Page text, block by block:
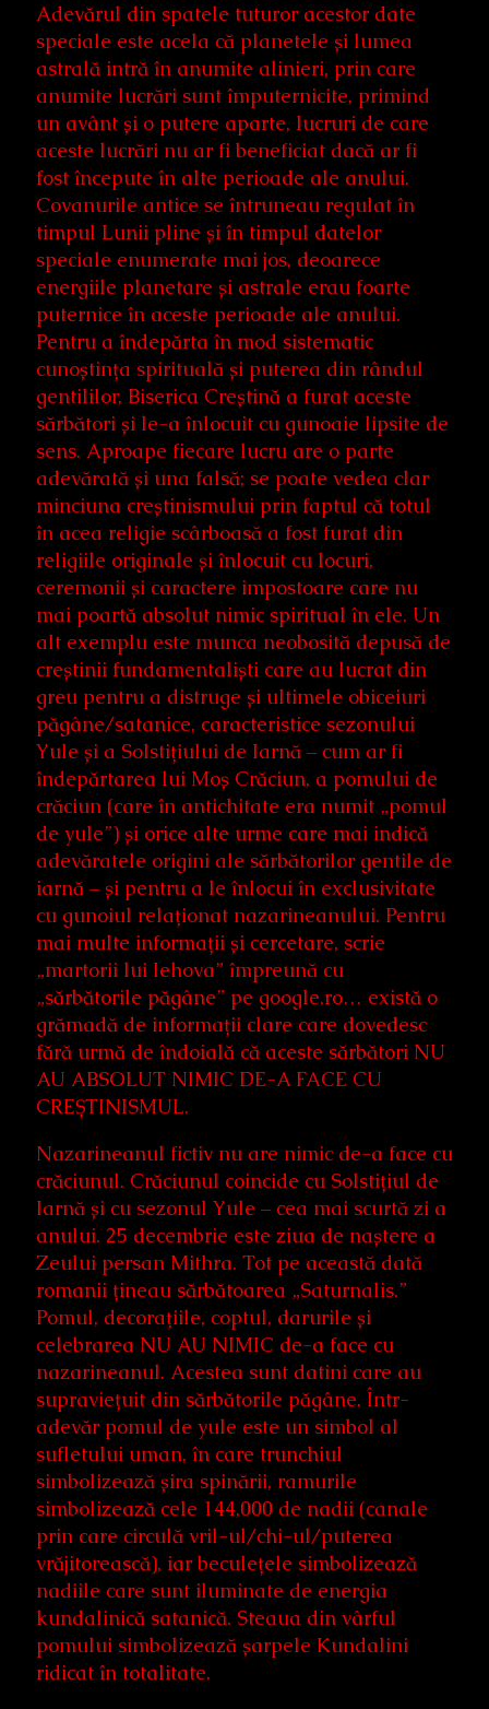
Adevărul din spatele tuturor acestor date
speciale este acela că planetele și lumea
astrală intră în anumite alinieri, prin care
anumite lucrări sunt împuternicite, primind
un avânt și o putere aparte, lucruri de care
aceste lucrări nu ar fi beneficiat dacă ar fi
fost începute în alte perioade ale anului.
Covanurile antice se întruneau regulat în
timpul Lunii pline și în timpul datelor
speciale enumerate mai jos, deoarece
energiile planetare și astrale erau foarte
puternice în aceste perioade ale anului.
Pentru a îndepărta în mod sistematic
cunoștința spirituală și puterea din rândul
gentililor, Biserica Creștină a furat aceste
sărbători și le-a înlocuit cu gunoaie lipsite de
sens. Aproape fiecare lucru are o parte
adevărată și una falsă; se poate vedea clar
minciuna creștinismului prin faptul că totul
în acea religie scârboasă a fost furat din
religiile originale și înlocuit cu locuri,
ceremonii și caractere impostoare care nu
mai poartă absolut nimic spiritual în ele. Un
alt exemplu este munca neobosită depusă de
creștinii fundamentaliști care au lucrat din
greu pentru a distruge și ultimele obiceiuri
păgâne/satanice, caracteristice sezonului
Yule și a Solstițiului de Iarnă – cum ar fi
îndepărtarea lui Moș Crăciun, a pomului de
crăciun (care în antichitate era numit „pomul
de yule”) și orice alte urme care mai indică
adevăratele origini ale sărbătorilor gentile de
iarnă – și pentru a le înlocui în exclusivitate
cu gunoiul relaționat nazarineanului. Pentru
mai multe informații și cercetare, scrie
„martorii lui Iehova” împreună cu
„sărbătorile păgâne” pe google.ro… există o
grămadă de informații clare care dovedesc
fără urmă de îndoială că aceste sărbători NU
AU ABSOLUT NIMIC DE-A FACE CU
CREȘTINISMUL.
Nazarineanul fictiv nu are nimic de-a face cu
crăciunul. Crăciunul coincide cu Solstițiul de
Iarnă și cu sezonul Yule – cea mai scurtă zi a
anului. 25 decembrie este ziua de naștere a
Zeului persan Mithra. Tot pe această dată
romanii țineau sărbătoarea „Saturnalis.”
Pomul, decorațiile, coptul, darurile și
celebrarea NU AU NIMIC de-a face cu
nazarineanul. Acestea sunt datini care au
supraviețuit din sărbătorile păgâne. Într-
adevăr pomul de yule este un simbol al
sufletului uman, în care trunchiul
simbolizează șira spinării, ramurile
simbolizează cele 144,000 de nadii (canale
prin care circulă vril-ul/chi-ul/puterea
vrăjitorească), iar beculețele simbolizează
nadiile care sunt iluminate de energia
kundalinică satanică. Steaua din vârful
pomului simbolizează șarpele Kundalini
ridicat în totalitate.